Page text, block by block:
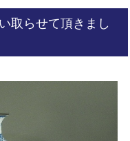
取らせて頂きまし